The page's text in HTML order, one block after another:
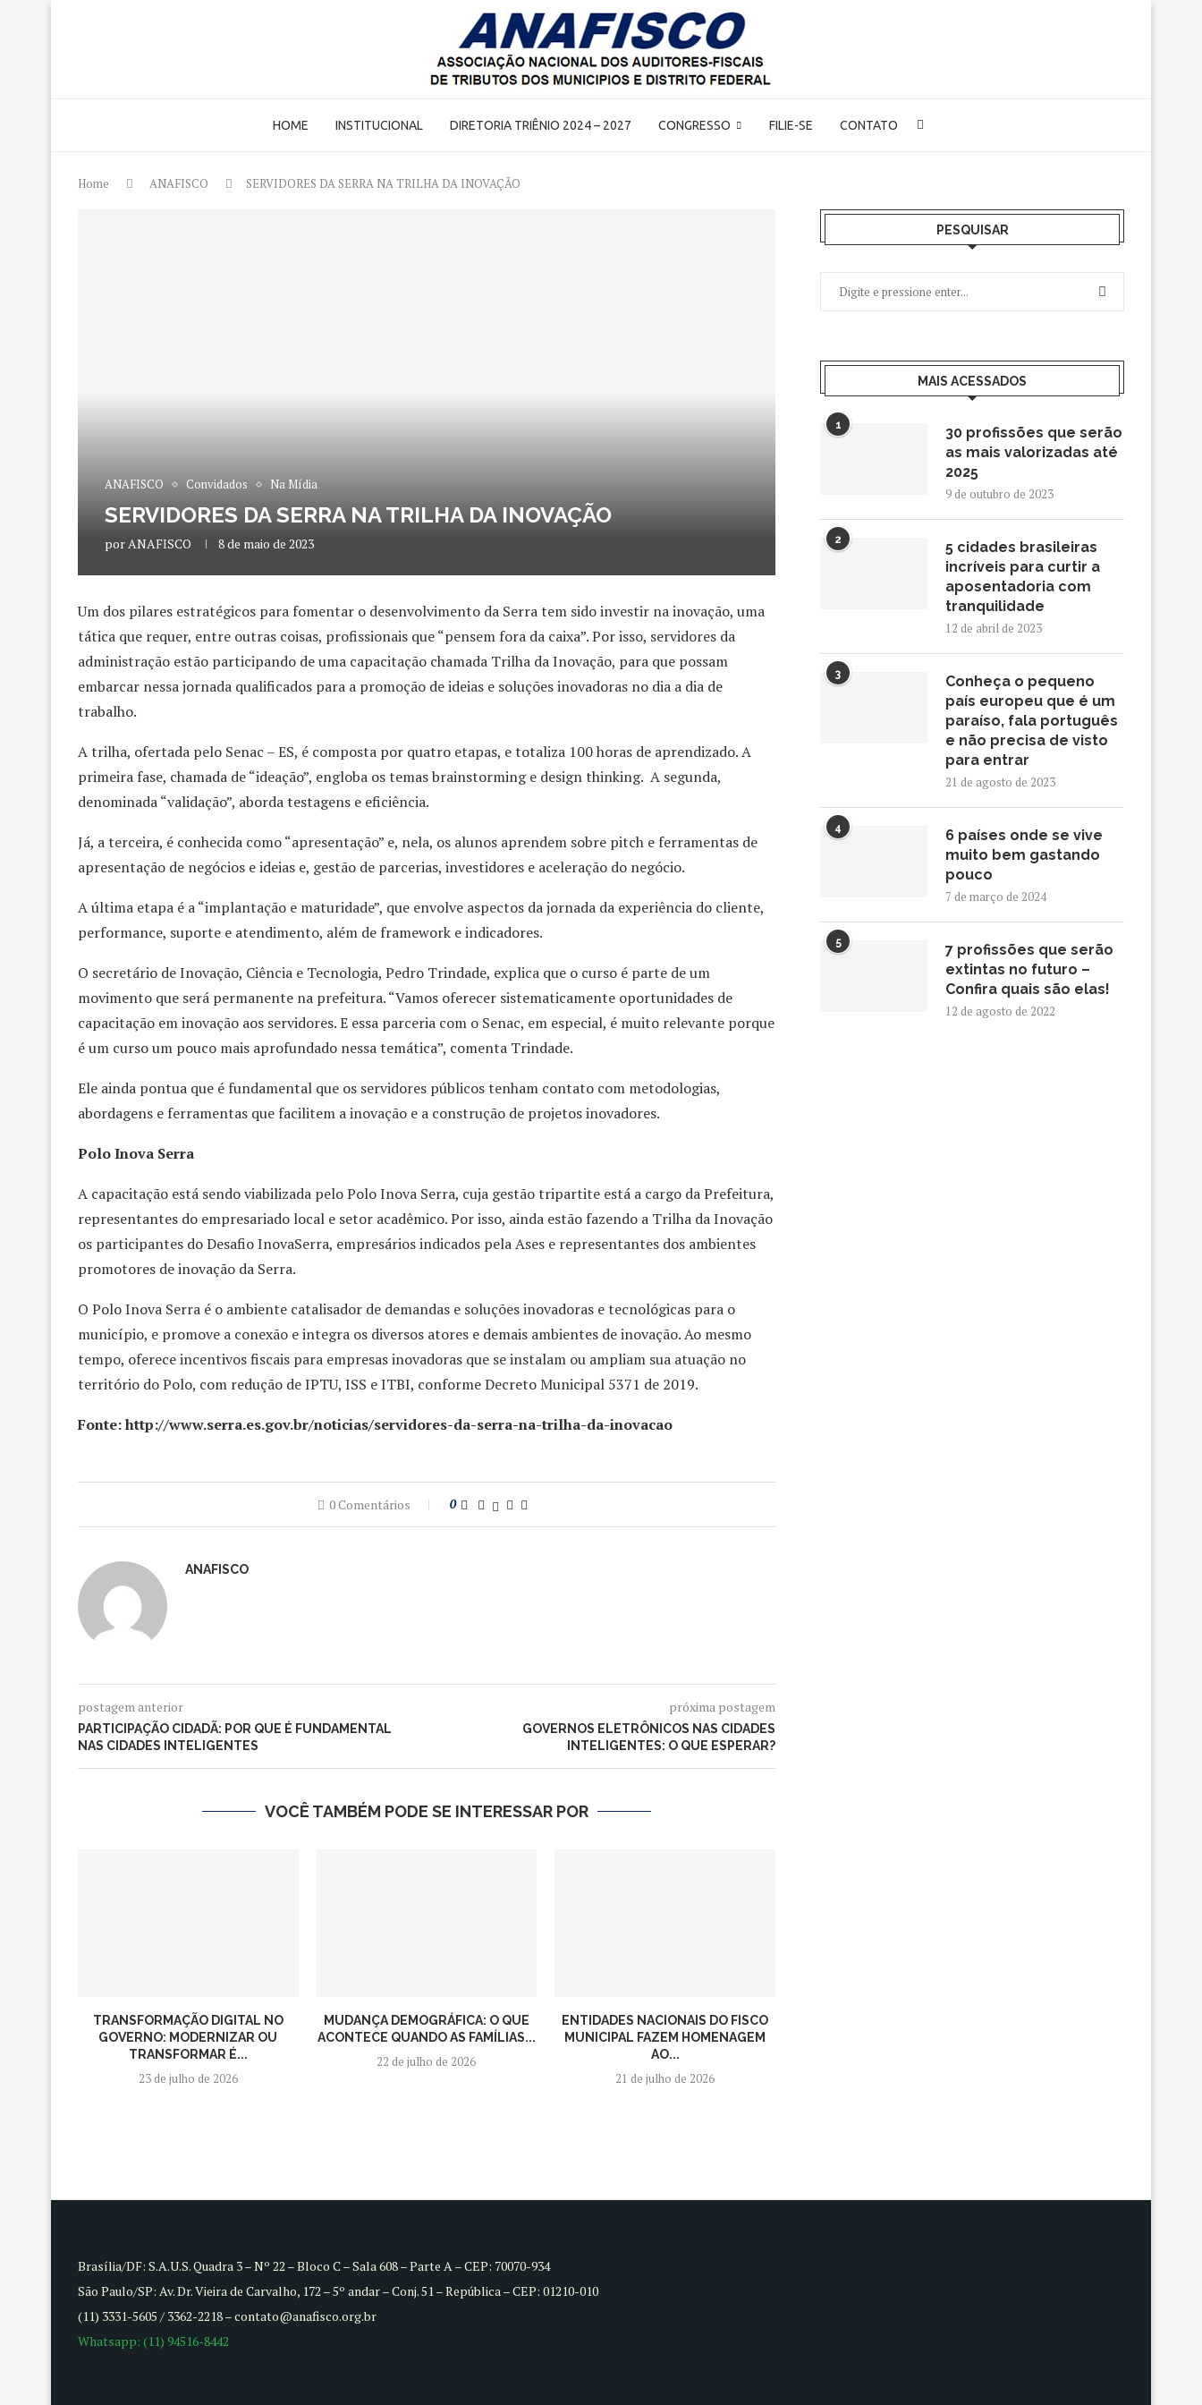
HOME INSTITUCIONAL DIRETORIA TRIÊNIO 2024 – 2027 CONGRESSO FILIE-SE CONTATO
Home ANAFISCO SERVIDORES DA SERRA NA TRILHA DA INOVAÇÃO
ANAFISCO Convidados Na Mídia
SERVIDORES DA SERRA NA TRILHA DA INOVAÇÃO
porANAFISCO 8 de maio de 2023
Um dos pilares estratégicos para fomentar o desenvolvimento da Serra tem sido investir na inovação, uma
tática que requer, entre outras coisas, profissionais que “pensem fora da caixa”. Por isso, servidores da
administração estão participando de uma capacitação chamada Trilha da Inovação, para que possam
embarcar nessa jornada qualificados para a promoção de ideias e soluções inovadoras no dia a dia de
trabalho.
A trilha, ofertada pelo Senac – ES, é composta por quatro etapas, e totaliza 100 horas de aprendizado. A
primeira fase, chamada de “ideação”, engloba os temas brainstorming e design thinking. A segunda,
denominada “validação”, aborda testagens e eficiência.
Já, a terceira, é conhecida como “apresentação” e, nela, os alunos aprendem sobre pitch e ferramentas de
apresentação de negócios e ideias e, gestão de parcerias, investidores e aceleração do negócio.
A última etapa é a “implantação e maturidade”, que envolve aspectos da jornada da experiência do cliente,
performance, suporte e atendimento, além de framework e indicadores.
O secretário de Inovação, Ciência e Tecnologia, Pedro Trindade, explica que o curso é parte de um
movimento que será permanente na prefeitura. “Vamos oferecer sistematicamente oportunidades de
capacitação em inovação aos servidores. E essa parceria com o Senac, em especial, é muito relevante porque
é um curso um pouco mais aprofundado nessa temática”, comenta Trindade.
Ele ainda pontua que é fundamental que os servidores públicos tenham contato com metodologias,
abordagens e ferramentas que facilitem a inovação e a construção de projetos inovadores.
Polo Inova Serra
A capacitação está sendo viabilizada pelo Polo Inova Serra, cuja gestão tripartite está a cargo da Prefeitura,
representantes do empresariado local e setor acadêmico. Por isso, ainda estão fazendo a Trilha da Inovação
os participantes do Desafio InovaSerra, empresários indicados pela Ases e representantes dos ambientes
promotores de inovação da Serra.
O Polo Inova Serra é o ambiente catalisador de demandas e soluções inovadoras e tecnológicas para o
município, e promove a conexão e integra os diversos atores e demais ambientes de inovação. Ao mesmo
tempo, oferece incentivos fiscais para empresas inovadoras que se instalam ou ampliam sua atuação no
território do Polo, com redução de IPTU, ISS e ITBI, conforme Decreto Municipal 5371 de 2019.
Fonte: http://www.serra.es.gov.br/noticias/servidores-da-serra-na-trilha-da-inovacao
0 Comentários 0
ANAFISCO
postagem anterior
PARTICIPAÇÃO CIDADÃ: POR QUE É FUNDAMENTAL
NAS CIDADES INTELIGENTES
próxima postagem
GOVERNOS ELETRÔNICOS NAS CIDADES
INTELIGENTES: O QUE ESPERAR?
VOCÊ TAMBÉM PODE SE INTERESSAR POR
TRANSFORMAÇÃO DIGITAL NO
GOVERNO: MODERNIZAR OU
TRANSFORMAR É...
23 de julho de 2026
MUDANÇA DEMOGRÁFICA: O QUE
ACONTECE QUANDO AS FAMÍLIAS...
22 de julho de 2026
ENTIDADES NACIONAIS DO FISCO
MUNICIPAL FAZEM HOMENAGEM
AO...
21 de julho de 2026
PESQUISAR
MAIS ACESSADOS
1
30 profissões que serão
as mais valorizadas até
2025
9 de outubro de 2023
2
5 cidades brasileiras
incríveis para curtir a
aposentadoria com
tranquilidade
12 de abril de 2023
3
Conheça o pequeno
país europeu que é um
paraíso, fala português
e não precisa de visto
para entrar
21 de agosto de 2023
4
6 países onde se vive
muito bem gastando
pouco
7 de março de 2024
5
7 profissões que serão
extintas no futuro –
Confira quais são elas!
12 de agosto de 2022
Brasília/DF: S.A.U.S. Quadra 3 – Nº 22 – Bloco C – Sala 608 – Parte A – CEP: 70070-934
São Paulo/SP: Av. Dr. Vieira de Carvalho, 172 – 5º andar – Conj. 51 – República – CEP: 01210-010
(11) 3331-5605 / 3362-2218 – contato@anafisco.org.br
Whatsapp: (11) 94516-8442